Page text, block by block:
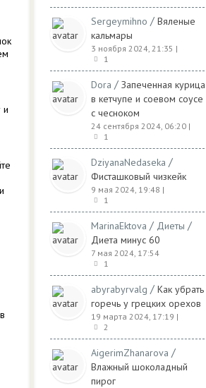
и
Sergeymihno / Вяленые
кальмары
3 ноября 2024, 21:35 |
1
Dora / Запеченная курица
в кетчупе и соевом соусе
с чесноком
24 сентября 2024, 06:20 |
1
DziyanaNedaseka /
Фисташковый чизкейк
9 мая 2024, 19:48 |
1
MarinaEktova / Диеты /
Диета минус 60
7 мая 2024, 17:54
1
abyrabyrvalg / Как убрать
горечь у грецких орехов
19 марта 2024, 17:19 |
2
AigerimZhanarova /
Влажный шоколадный
пирог